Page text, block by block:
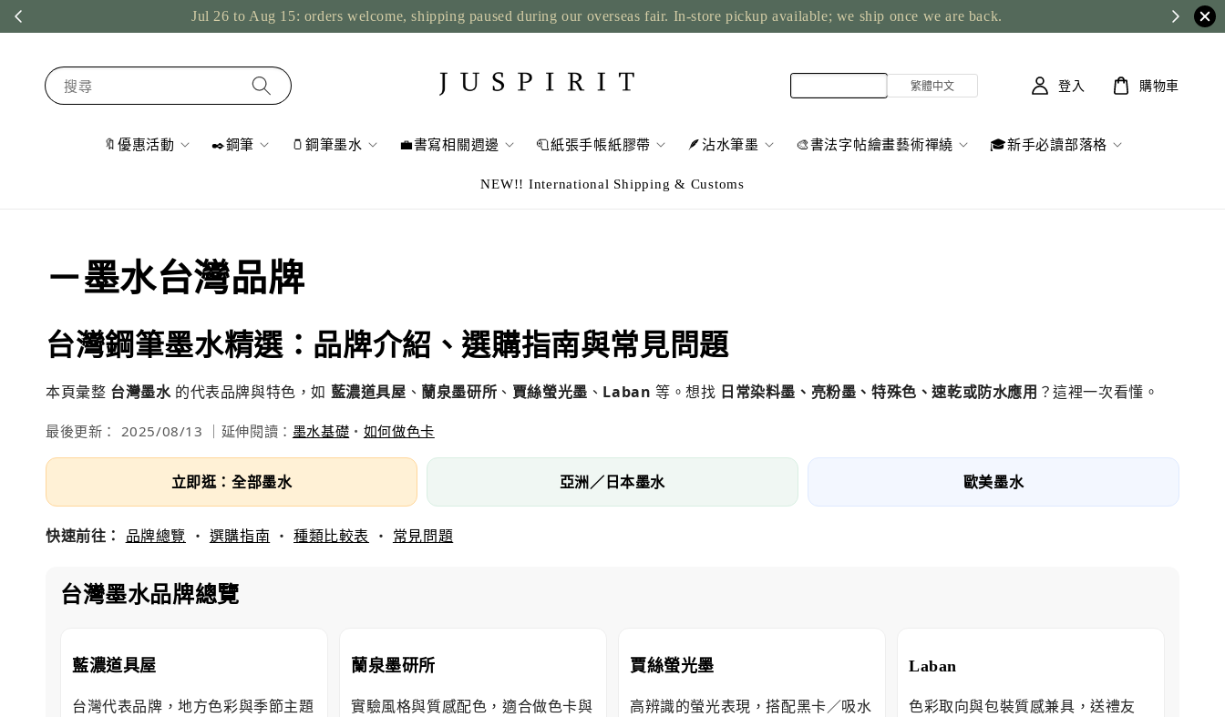
Jul 26 to Aug 15: orders welcome, shipping paused during our overseas fair. In-store pickup available; we ship once we are back.
搜尋
🔖優惠活動 ✒️鋼筆 🫙鋼筆墨水 💼書寫相關週邊 🧻紙張手帳紙膠帶 🪶沾水筆墨 🎨書法字帖繪畫藝術禪繞 🎓新手必讀部落格
NEW!! International Shipping & Customs
登入 購物車
－墨水台灣品牌
台灣鋼筆墨水精選：品牌介紹、選購指南與常見問題
本頁彙整 台灣墨水的代表品牌與特色，如 藍濃道具屋 、 蘭泉墨研所 、 賈絲螢光墨 、 Laban 等。想找 日常染料墨、亮粉墨、特殊色、速乾或防水應用 ？這裡一次看懂。
最後更新： 2025/08/13 ｜延伸閱讀： 墨水基礎 ・ 如何做色卡
立即逛：全部墨水 亞洲／日本墨水 歐美墨水
快速前往： 品牌總覽 ・ 選購指南 ・種類比較表 ・ 常見問題
台灣墨水品牌總覽
藍濃道具屋
台灣代表品牌，地方色彩與季節主題
蘭泉墨研所
實驗風格與質感配色，適合做色卡與
賈絲螢光墨
高辨識的螢光表現，搭配黑卡／吸水
Laban
色彩取向與包裝質感兼具，送禮友